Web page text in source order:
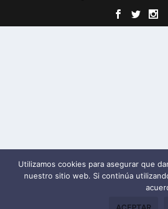
Utilizamos cookies para asegurar que
nuestro sitio web. Si continúa